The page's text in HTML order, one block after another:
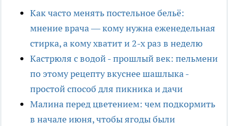
Как часто менять постельное бельё:
мнение врача — кому нужна еженедельная
стирка, а кому хватит и 2-х раз в неделю
Кастрюля с водой - прошлый век: пельмени
по этому рецепту вкуснее шашлыка -
простой способ для пикника и дачи
Малина перед цветением: чем подкормить
в начале июня, чтобы ягоды были